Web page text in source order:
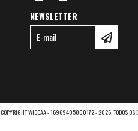
NEWSLETTER
COPYRIGHT WICCAA - 16969405000172 - 2026. TODOS OS